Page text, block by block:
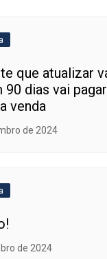
que atualizar
90 dias vai
venda
de 2024
de 2024